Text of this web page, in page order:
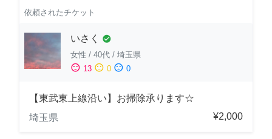
依頼されたチケット
いさく check_circle
女性 / 40代 / 埼玉県
sentiment_satisfied 13 sentiment_neutral 0 sentiment_dissatisfied 0
【東武東上線沿い】お掃除承ります☆
埼玉県
¥2,000